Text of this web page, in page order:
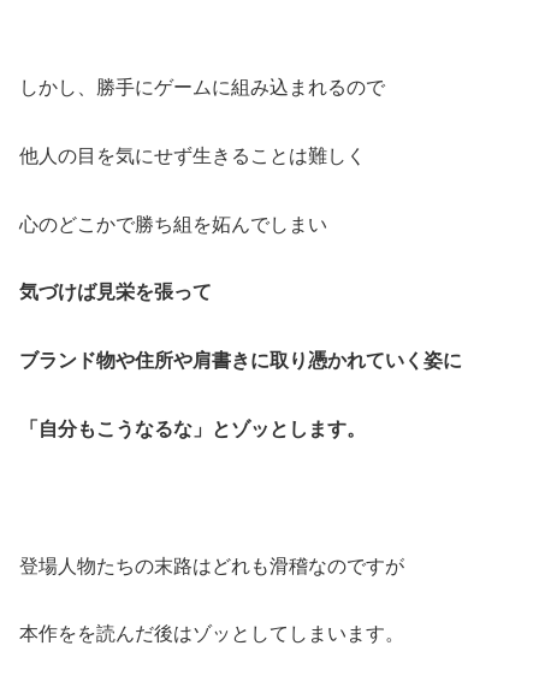
しかし、勝手にゲームに組み込まれるので
他人の目を気にせず生きることは難しく
心のどこかで勝ち組を妬んでしまい
気づけば見栄を張って
ブランド物や住所や肩書きに取り憑かれていく姿に
「自分もこうなるな」とゾッとします。
登場人物たちの末路はどれも滑稽なのですが
本作をを読んだ後はゾッとしてしまいます。